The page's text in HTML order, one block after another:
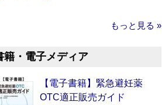
もっと見る »
籍・電子メディア
【電子書籍】緊急避妊薬
OTC適正販売ガイド